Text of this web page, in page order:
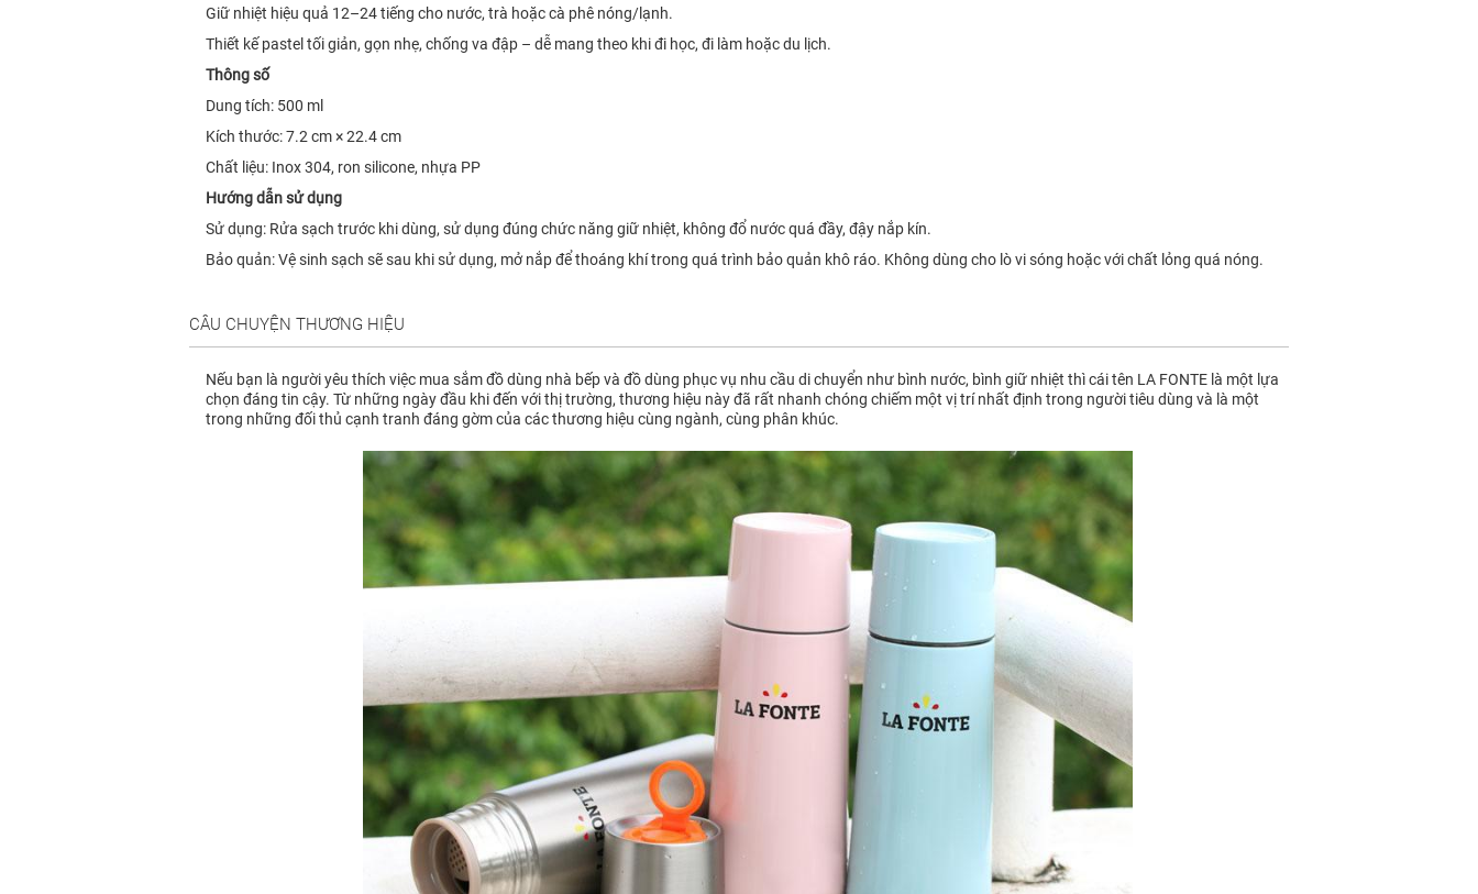
Giữ nhiệt hiệu quả 12–24 tiếng cho nước, trà hoặc cà phê nóng/lạnh.
Thiết kế pastel tối giản, gọn nhẹ, chống va đập – dễ mang theo khi đi học, đi làm hoặc du lịch.
Thông số
Dung tích: 500 ml
Kích thước: 7.2 cm × 22.4 cm
Chất liệu: Inox 304, ron silicone, nhựa PP
Hướng dẫn sử dụng
Sử dụng: Rửa sạch trước khi dùng, sử dụng đúng chức năng giữ nhiệt, không đổ nước quá đầy, đậy nắp kín.
Bảo quản: Vệ sinh sạch sẽ sau khi sử dụng, mở nắp để thoáng khí trong quá trình bảo quản khô ráo. Không dùng cho lò vi sóng hoặc với chất lỏng quá nóng.
CÂU CHUYỆN THƯƠNG HIỆU
Nếu bạn là người yêu thích việc mua sắm đồ dùng nhà bếp và đồ dùng phục vụ nhu cầu di chuyển như bình nước, bình giữ nhiệt thì cái tên LA FONTE là một lựa
chọn đáng tin cậy. Từ những ngày đầu khi đến với thị trường, thương hiệu này đã rất nhanh chóng chiếm một vị trí nhất định trong người tiêu dùng và là một
trong những đối thủ cạnh tranh đáng gờm của các thương hiệu cùng ngành, cùng phân khúc.